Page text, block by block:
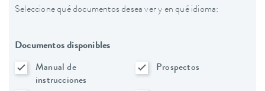
Seleccione qué documentos desea ver y en qué idioma:
Documentos disponibles
Manual de
instrucciones
Prospectos